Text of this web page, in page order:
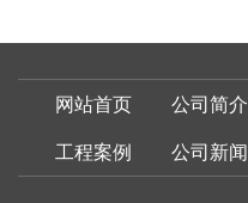
网站首页 公司简介
工程案例
公司新闻